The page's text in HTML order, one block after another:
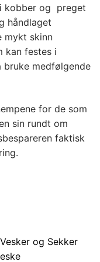
kobber og preget
håndlaget
mykt skinn
kan festes i
bruke medfølgende
for de som
sin rundt om
faktisk
Vesker og Sekker